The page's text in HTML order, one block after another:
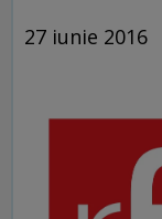
27 iunie 2016